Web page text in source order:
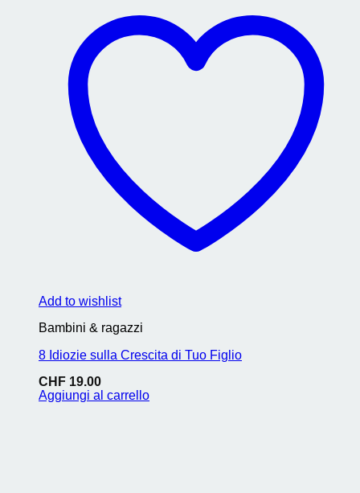
Add to wishlist
Bambini & ragazzi
8 Idiozie sulla Crescita di Tuo Figlio
CHF 19.00
Aggiungi al carrello